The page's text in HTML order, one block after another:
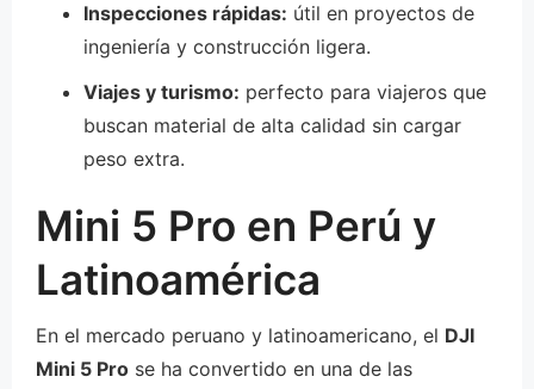
Inspecciones rápidas: útil en proyectos de
ingeniería y construcción ligera.
Viajes y turismo: perfecto para viajeros que
buscan material de alta calidad sin cargar
peso extra.
Mini 5 Pro en Perú y
Latinoamérica
En el mercado peruano y latinoamericano, el DJI
Mini 5 Pro se ha convertido en una de las